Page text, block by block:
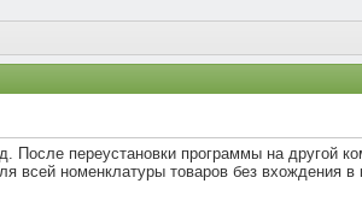
переустановки программы на другой
всей номенклатуры товаров без вхождения